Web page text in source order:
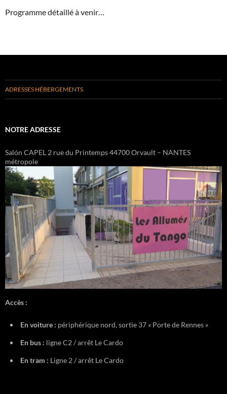
Programme détaillé à venir…
ADRESSES HÉBERGEMENTS
NOTRE ADRESSE
Salón CAPEL 2 rue du Printemps 44700 Orvault – NANTES
métropole
Accès :
En voiture : périphérique nord, sortie 37 « Porte de Rennes »
En bus : ligne C2 / arrêt Le Cardo
En tram : Ligne 2 / arrêt Le Cardo